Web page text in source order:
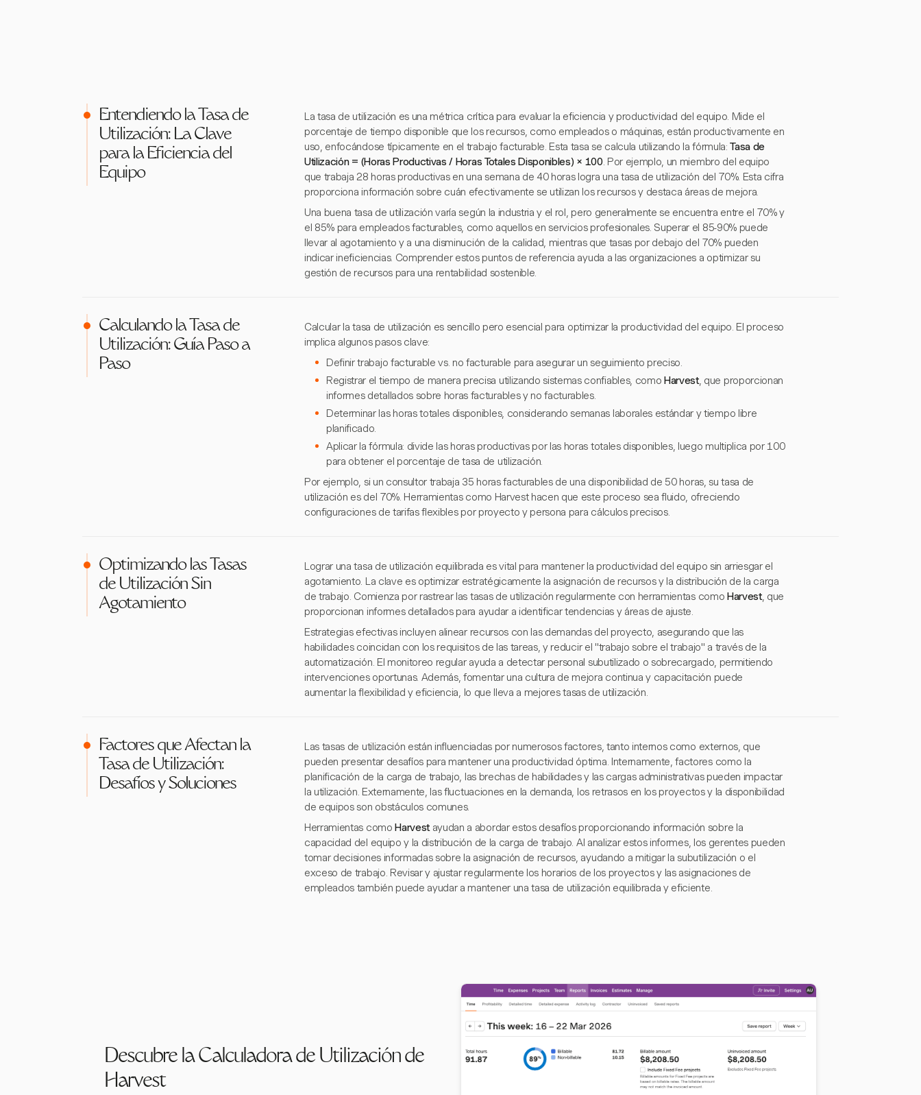
Entendiendo la Tasa de
Utilización: La Clave
para la Eficiencia del
Equipo
La tasa de utilización es una métrica crítica para evaluar la eficiencia y productividad del equipo. Mide el
porcentaje de tiempo disponible que los recursos, como empleados o máquinas, están productivamente en
uso, enfocándose típicamente en el trabajo facturable. Esta tasa se calcula utilizando la fórmula:Tasa de
Utilización = (Horas Productivas / Horas Totales Disponibles) × 100. Por ejemplo, un miembro del equipo
que trabaja 28 horas productivas en una semana de 40 horas logra una tasa de utilización del 70%. Esta cifra
proporciona información sobre cuán efectivamente se utilizan los recursos y destaca áreas de mejora.
Una buena tasa de utilización varía según la industria y el rol, pero generalmente se encuentra entre el 70% y
el 85% para empleados facturables, como aquellos en servicios profesionales. Superar el 85-90% puede
llevar al agotamiento y a una disminución de la calidad, mientras que tasas por debajo del 70% pueden
indicar ineficiencias. Comprender estos puntos de referencia ayuda a las organizaciones a optimizar su
gestión de recursos para una rentabilidad sostenible.
Calculando la Tasa de
Utilización: Guía Paso a
Paso
Calcular la tasa de utilización es sencillo pero esencial para optimizar la productividad del equipo. El proceso
implica algunos pasos clave:
Definir trabajo facturable vs. no facturable para asegurar un seguimiento preciso.
Registrar el tiempo de manera precisa utilizando sistemas confiables, como Harvest, que proporcionan
informes detallados sobre horas facturables y no facturables.
Determinar las horas totales disponibles, considerando semanas laborales estándar y tiempo libre
planificado.
Aplicar la fórmula: divide las horas productivas por las horas totales disponibles, luego multiplica por 100
para obtener el porcentaje de tasa de utilización.
Por ejemplo, si un consultor trabaja 35 horas facturables de una disponibilidad de 50 horas, su tasa de
utilización es del 70%. Herramientas como Harvest hacen que este proceso sea fluido, ofreciendo
configuraciones de tarifas flexibles por proyecto y persona para cálculos precisos.
Optimizando las Tasas
de Utilización Sin
Agotamiento
Lograr una tasa de utilización equilibrada es vital para mantener la productividad del equipo sin arriesgar el
agotamiento. La clave es optimizar estratégicamente la asignación de recursos y la distribución de la carga
de trabajo. Comienza por rastrear las tasas de utilización regularmente con herramientas como Harvest, que
proporcionan informes detallados para ayudar a identificar tendencias y áreas de ajuste.
Estrategias efectivas incluyen alinear recursos con las demandas del proyecto, asegurando que las
habilidades coincidan con los requisitos de las tareas, y reducir el "trabajo sobre el trabajo" a través de la
automatización. El monitoreo regular ayuda a detectar personal subutilizado o sobrecargado, permitiendo
intervenciones oportunas. Además, fomentar una cultura de mejora continua y capacitación puede
aumentar la flexibilidad y eficiencia, lo que lleva a mejores tasas de utilización.
Factores que Afectan la
Tasa de Utilización:
Desafíos y Soluciones
Las tasas de utilización están influenciadas por numerosos factores, tanto internos como externos, que
pueden presentar desafíos para mantener una productividad óptima. Internamente, factores como la
planificación de la carga de trabajo, las brechas de habilidades y las cargas administrativas pueden impactar
la utilización. Externamente, las fluctuaciones en la demanda, los retrasos en los proyectos y la disponibilidad
de equipos son obstáculos comunes.
Herramientas comoHarvestayudan a abordar estos desafíos proporcionando información sobre la
capacidad del equipo y la distribución de la carga de trabajo. Al analizar estos informes, los gerentes pueden
tomar decisiones informadas sobre la asignación de recursos, ayudando a mitigar la subutilización o el
exceso de trabajo. Revisar y ajustar regularmente los horarios de los proyectos y las asignaciones de
empleados también puede ayudar a mantener una tasa de utilización equilibrada y eficiente.
Descubre la Calculadora de Utilización de
Harvest